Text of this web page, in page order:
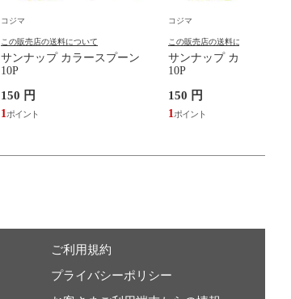
コジマ
この販売店の送料について
サンナップ カラースプーン
10P
150 円
1
コジマ
この販売店の送料について
サンナップ カラーフォ
10P
150 円
1
ご利用規約
プライバシーポリシー